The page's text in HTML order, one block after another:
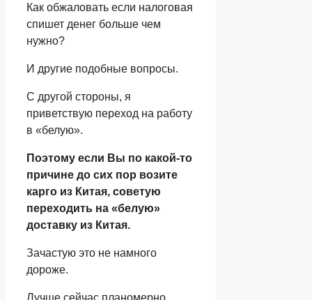
Как обжаловать если налоговая
спишет денег больше чем
нужно?
И другие подобные вопросы.
С другой стороны, я
приветствую переход на работу
в «белую».
Поэтому если Вы по какой-то
причине до сих пор возите
карго из Китая, советую
переходить на «белую»
доставку из Китая.
Зачастую это не намного
дороже.
Лучше сейчас планомерно